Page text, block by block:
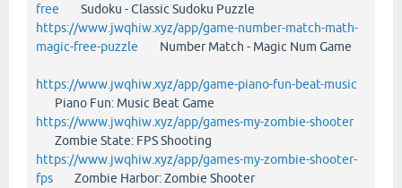
free Sudoku - Classic Sudoku Puzzle
https://www.jwqhiw.xyz/app/game-number-match-math-
magic-free-puzzle Number Match - Magic Num Game
https://www.jwqhiw.xyz/app/game-piano-fun-beat-music
Piano Fun: Music Beat Game
https://www.jwqhiw.xyz/app/games-my-zombie-shooter
Zombie State: FPS Shooting
https://www.jwqhiw.xyz/app/games-my-zombie-shooter-
fps Zombie Harbor: Zombie Shooter